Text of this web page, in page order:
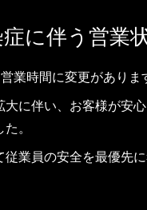
に伴う営業
業時間に変更がありま
大に伴い、お客様が安
。
従業員の安全を最優先